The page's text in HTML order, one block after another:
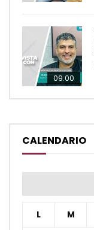
09:00
CALENDARIO
L M